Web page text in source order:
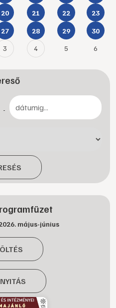
20 21 22 23
27 28 29 30
3 4 5 6
-
május-június